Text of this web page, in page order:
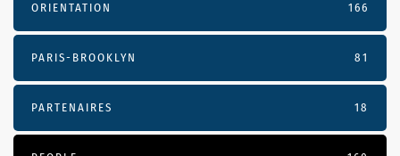
ORIENTATION 166
PARIS-BROOKLYN 81
PARTENAIRES 18